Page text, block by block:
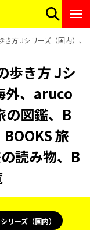
き方 Jシリーズ（国内）
歩き方 Jシ
外、aruco
の図鑑、B
旅
読み物、B
リーズ（国内）